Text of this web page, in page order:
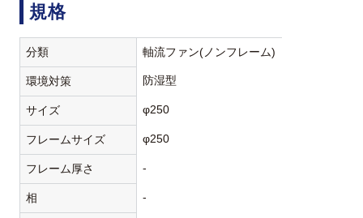
規格
分類 軸流ファン(ノンフレーム)
環境対策 防湿型
サイズ φ250
フレームサイズ φ250
フレーム厚さ -
相 -